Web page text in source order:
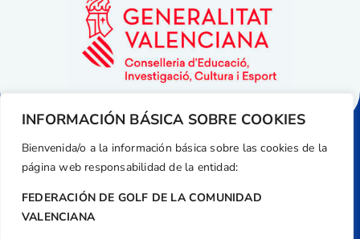
INFORMACIÓN BÁSICA SOBRE COOKIES
Bienvenida/o a la información básica sobre las cookies de la
página web responsabilidad de la entidad:
FEDERACIÓN DE GOLF DE LA COMUNIDAD
VALENCIANA